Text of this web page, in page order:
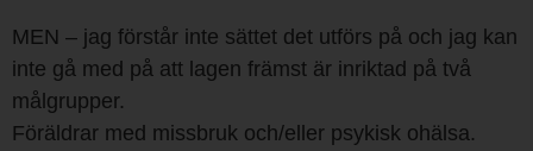
MEN – jag förstår inte sättet det utförs på och jag kan
inte gå med på att lagen främst är inriktad på två
målgrupper.
Föräldrar med missbruk och/eller psykisk ohälsa.